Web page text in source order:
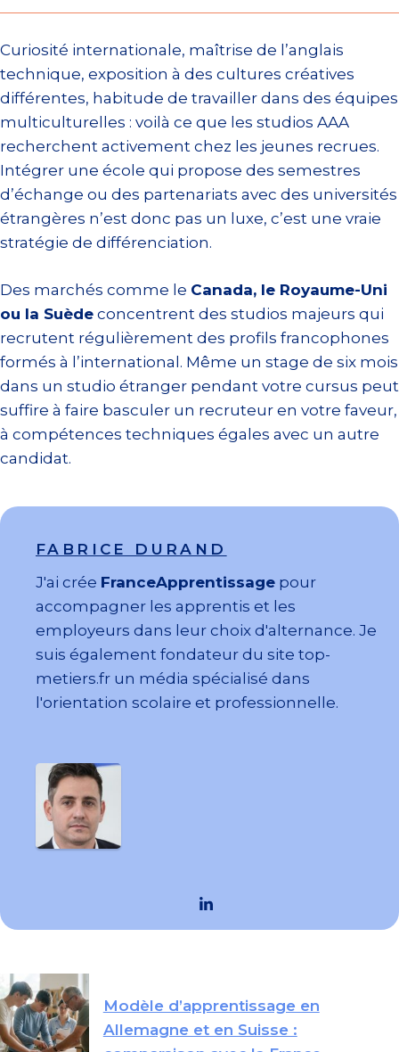
Curiosité internationale, maîtrise de l’anglais
technique, exposition à des cultures créatives
différentes, habitude de travailler dans des équipes
multiculturelles : voilà ce que les studios AAA
recherchent activement chez les jeunes recrues.
Intégrer une école qui propose des semestres
d’échange ou des partenariats avec des universités
étrangères n’est donc pas un luxe, c’est une vraie
stratégie de différenciation.
Des marchés comme le Canada, le Royaume-Uni
ou la Suède concentrent des studios majeurs qui
recrutent régulièrement des profils francophones
formés à l’international. Même un stage de six mois
dans un studio étranger pendant votre cursus peut
suffire à faire basculer un recruteur en votre faveur,
à compétences techniques égales avec un autre
candidat.
FABRICE DURAND
J'ai crée FranceApprentissage pour
accompagner les apprentis et les
employeurs dans leur choix d'alternance. Je
suis également fondateur du site top-
metiers.fr un média spécialisé dans
l'orientation scolaire et professionnelle.
Modèle d’apprentissage en
Allemagne et en Suisse :